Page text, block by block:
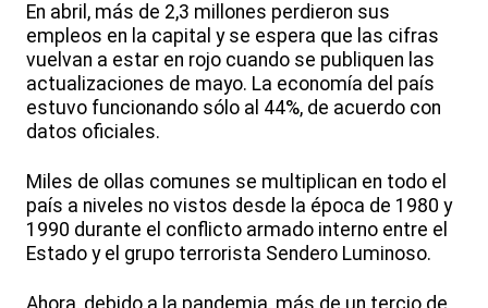
En abril, más de 2,3 millones perdieron sus
empleos en la capital y se espera que las cifras
vuelvan a estar en rojo cuando se publiquen las
actualizaciones de mayo. La economía del país
estuvo funcionando sólo al 44%, de acuerdo con
datos oficiales.
Miles de ollas comunes se multiplican en todo el
país a niveles no vistos desde la época de 1980 y
1990 durante el conflicto armado interno entre el
Estado y el grupo terrorista Sendero Luminoso.